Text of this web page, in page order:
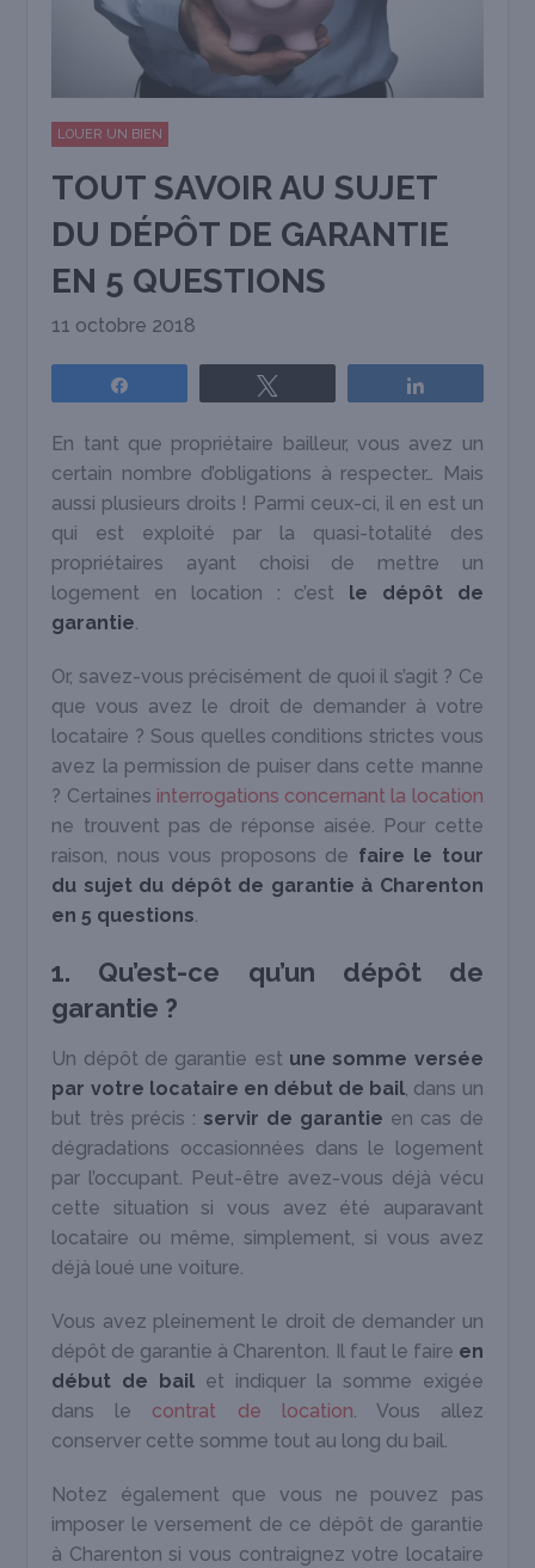
LOUER UN BIEN
TOUT SAVOIR AU SUJET
DU DÉPÔT DE GARANTIE
EN 5 QUESTIONS
11 octobre 2018
En tant que propriétaire bailleur, vous avez un
certain nombre d’obligations à respecter… Mais
aussi plusieurs droits ! Parmi ceux-ci, il en est un
qui est exploité par la quasi-totalité des
propriétaires ayant choisi de mettre un
logement en location : c’est le dépôt de
garantie.
Or, savez-vous précisément de quoi il s’agit ? Ce
que vous avez le droit de demander à votre
locataire ? Sous quelles conditions strictes vous
avez la permission de puiser dans cette manne
? Certaines interrogations concernant la location
ne trouvent pas de réponse aisée. Pour cette
raison, nous vous proposons de faire le tour
du sujet du dépôt de garantie à Charenton
en 5 questions.
1. Qu’est-ce qu’un dépôt de
garantie ?
Un dépôt de garantie est une somme versée
par votre locataire en début de bail, dans un
but très précis : servir de garantie en cas de
dégradations occasionnées dans le logement
par l’occupant. Peut-être avez-vous déjà vécu
cette situation si vous avez été auparavant
locataire ou même, simplement, si vous avez
déjà loué une voiture.
Vous avez pleinement le droit de demander un
dépôt de garantie à Charenton. Il faut le faire en
début de bail et indiquer la somme exigée
dans le contrat de location. Vous allez
conserver cette somme tout au long du bail.
Notez également que vous ne pouvez pas
imposer le versement de ce dépôt de garantie
à Charenton si vous contraignez votre locataire